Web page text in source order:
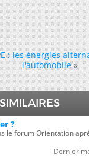
: les énergies
l'automobile »
?
le forum Orientation
Dernier